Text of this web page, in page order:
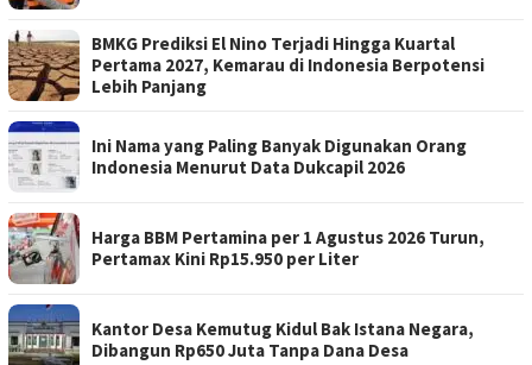
BMKG Prediksi El Nino Terjadi Hingga Kuartal
Pertama 2027, Kemarau di Indonesia Berpotensi
Lebih Panjang
Ini Nama yang Paling Banyak Digunakan Orang
Indonesia Menurut Data Dukcapil 2026
Harga BBM Pertamina per 1 Agustus 2026 Turun,
Pertamax Kini Rp15.950 per Liter
Kantor Desa Kemutug Kidul Bak Istana Negara,
Dibangun Rp650 Juta Tanpa Dana Desa